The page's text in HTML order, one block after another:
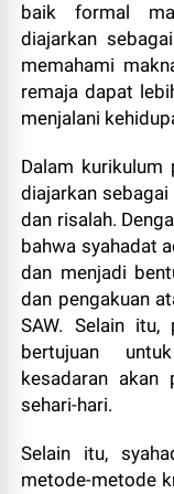
baik formal
diajarkan
memahami
remaja dapat
menjalani
Dalam kurikulum
diajarkan
dan risalah.
bahwa syahadat
dan menjadi
dan pengakuan
SAW. Selain itu,
bertujuan
kesadaran akan
sehari-hari.
Selain itu,
metode-metode